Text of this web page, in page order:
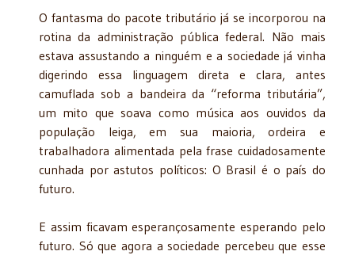
O fantasma do pacote tributário já se incorporou na
rotina da administração pública federal. Não mais
estava assustando a ninguém e a sociedade já vinha
digerindo essa linguagem direta e clara, antes
camuflada sob a bandeira da “reforma tributária”,
um mito que soava como música aos ouvidos da
população leiga, em sua maioria, ordeira e
trabalhadora alimentada pela frase cuidadosamente
cunhada por astutos políticos: O Brasil é o país do
futuro.
E assim ficavam esperançosamente esperando pelo
futuro. Só que agora a sociedade percebeu que esse